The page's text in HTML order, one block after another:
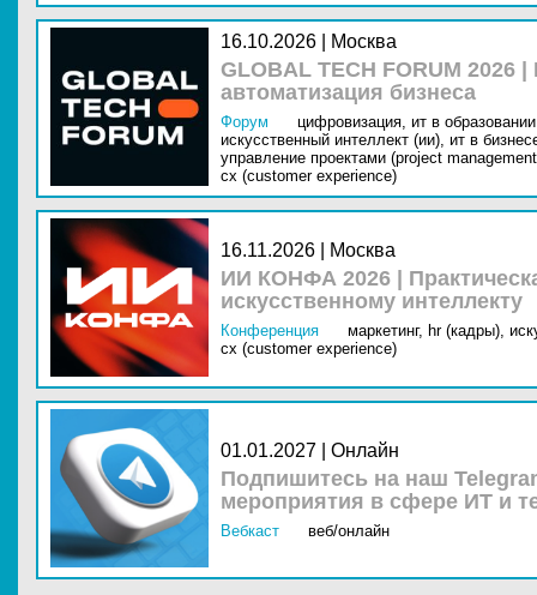
16.10.2026 | Москва
GLOBAL TECH FORUM
автоматизация бизнеса
Форум цифровизация, ит в
искусственный интеллект (ии), ит в
управление проектами (project
cx (customer experience)
16.11.2026 | Москва
ИИ КОНФА 2026 |
искусственному интеллекту
Конференция маркетинг, hr (кадры),
cx (customer experience)
01.01.2027 | Онлайн
Подпишитесь на наш
мероприятия в сфере ИТ и
Вебкаст веб/онлайн